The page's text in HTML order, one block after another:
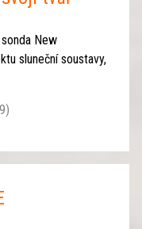
New
sluneční soustavy,